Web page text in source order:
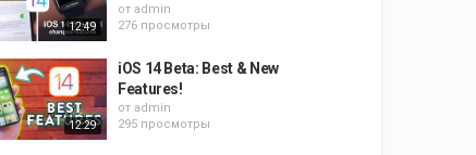
12:49
от admin
276 просмотры
12:29
iOS 14 Beta: Best & New
Features!
от admin
295 просмотры